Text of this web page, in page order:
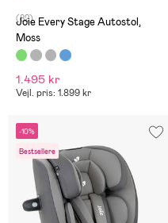
(82)
Joie Every Stage Autostol,
Moss
1.495 kr
Vejl. pris: 1.899 kr
-10%
Bestsellere